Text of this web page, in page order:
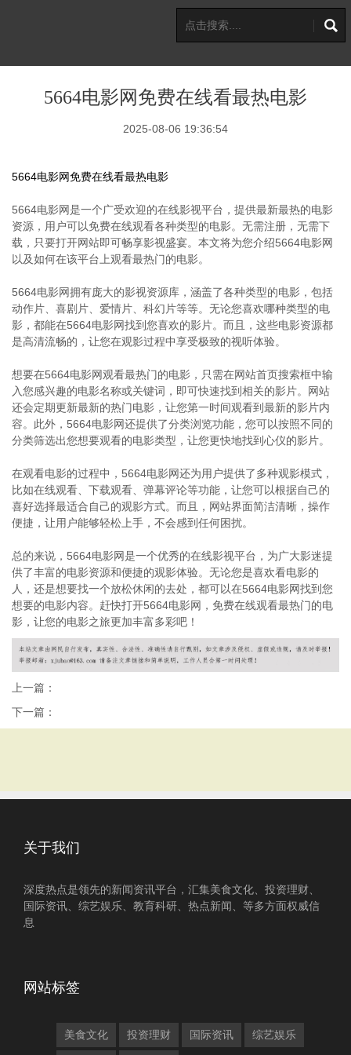
5664电影网免费在线看最热电影
2025-08-06 19:36:54
5664电影网免费在线看最热电影
5664电影网是一个广受欢迎的在线影视平台，提供最新最热的电影
资源，用户可以免费在线观看各种类型的电影。无需注册，无需下
载，只要打开网站即可畅享影视盛宴。本文将为您介绍5664电影网
以及如何在该平台上观看最热门的电影。
5664电影网拥有庞大的影视资源库，涵盖了各种类型的电影，包括
动作片、喜剧片、爱情片、科幻片等等。无论您喜欢哪种类型的电
影，都能在5664电影网找到您喜欢的影片。而且，这些电影资源都
是高清流畅的，让您在观影过程中享受极致的视听体验。
想要在5664电影网观看最热门的电影，只需在网站首页搜索框中输
入您感兴趣的电影名称或关键词，即可快速找到相关的影片。网站
还会定期更新最新的热门电影，让您第一时间观看到最新的影片内
容。此外，5664电影网还提供了分类浏览功能，您可以按照不同的
分类筛选出您想要观看的电影类型，让您更快地找到心仪的影片。
在观看电影的过程中，5664电影网还为用户提供了多种观影模式，
比如在线观看、下载观看、弹幕评论等功能，让您可以根据自己的
喜好选择最适合自己的观影方式。而且，网站界面简洁清晰，操作
便捷，让用户能够轻松上手，不会感到任何困扰。
总的来说，5664电影网是一个优秀的在线影视平台，为广大影迷提
供了丰富的电影资源和便捷的观影体验。无论您是喜欢看电影的
人，还是想要找一个放松休闲的去处，都可以在5664电影网找到您
想要的电影内容。赶快打开5664电影网，免费在线观看最热门的电
影，让您的电影之旅更加丰富多彩吧！
上一篇：
下一篇：
关于我们
深度热点是领先的新闻资讯平台，汇集美食文化、投资理财、
国际资讯、综艺娱乐、教育科研、热点新闻、等多方面权威信
息
网站标签
美食文化 投资理财 国际资讯 综艺娱乐